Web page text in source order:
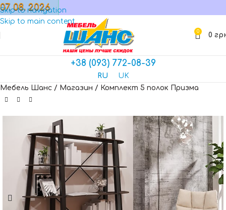
Skip to navigation
Skip to main content
МАГАЗИН
0 0
+38 (093) 772-08-39
RU
UK
Мебель Шанс / Магазин / Комплект 5 полок Призма
07. 08. 2026